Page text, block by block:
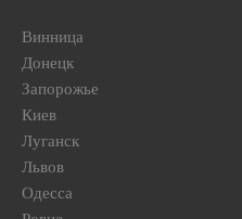
Винница
Донецк
Запорожье
Киев
Луганск
Львов
Одесса